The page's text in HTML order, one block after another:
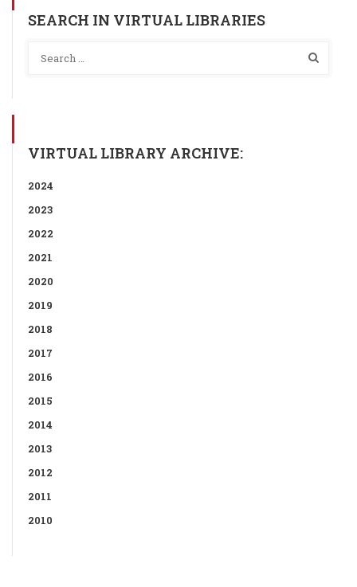
SEARCH IN VIRTUAL LIBRARIES
VIRTUAL LIBRARY ARCHIVE:
2024
2023
2022
2021
2020
2019
2018
2017
2016
2015
2014
2013
2012
2011
2010